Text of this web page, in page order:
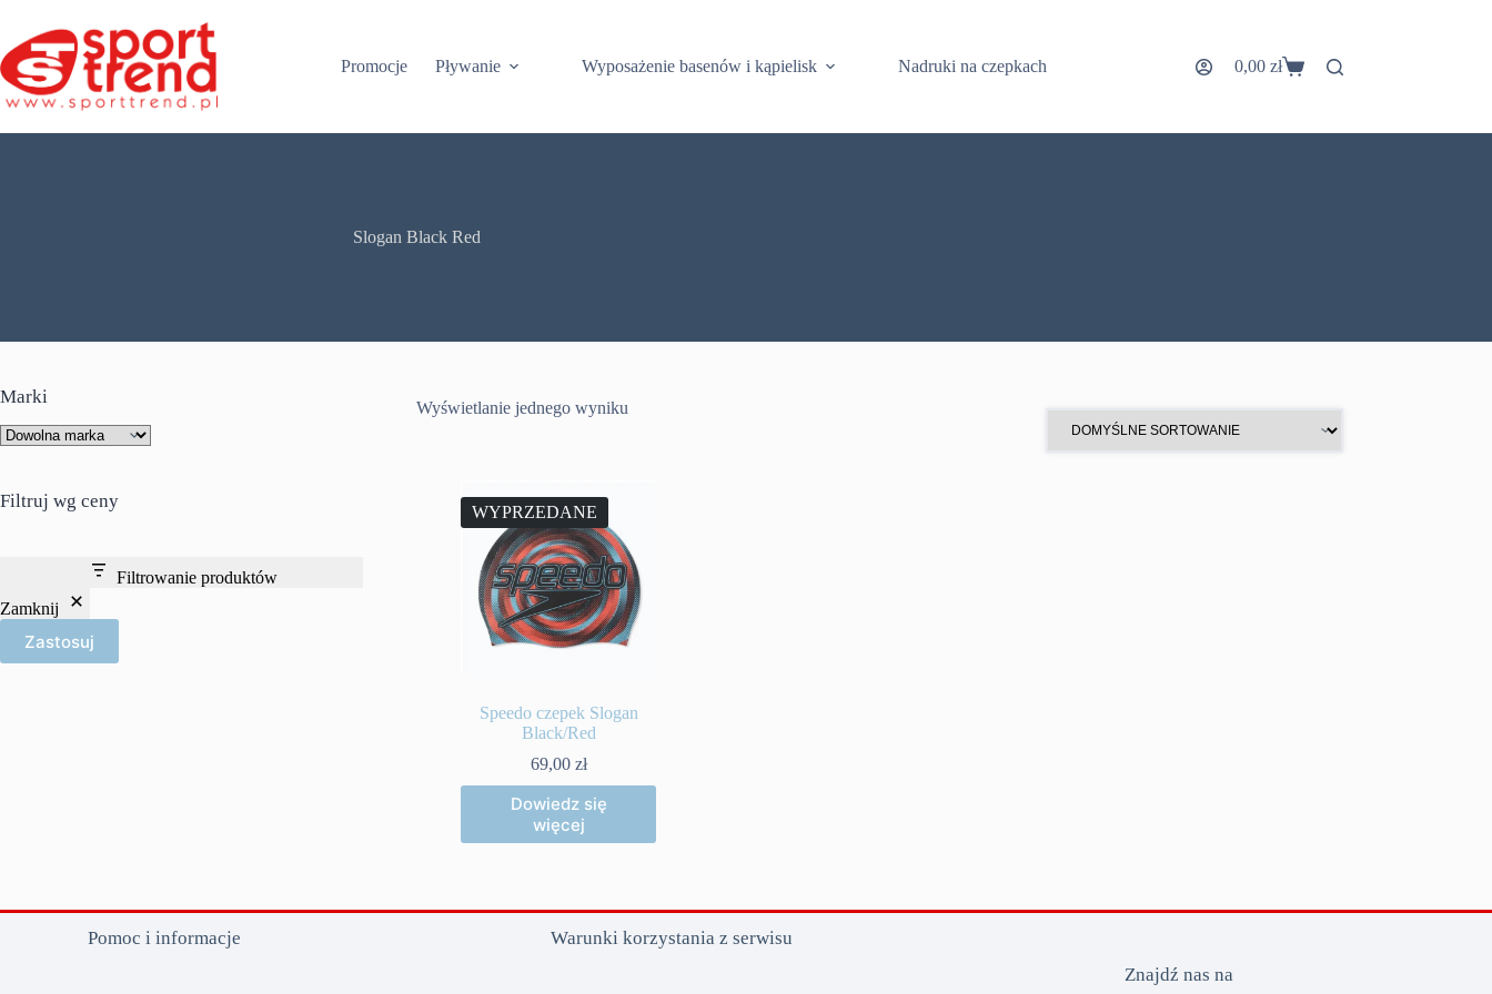
treści
Promocje
Pływanie Wyposażenie basenów i kąpielisk Nadruki na czepkach Koszyk
0,00 zł
Slogan Black Red
Wyświetlanie jednego wyniku
WYPRZEDANE
Speedo czepek Slogan
Black/Red
69,00 zł
Dowiedz się
więcej
Marki
Filtruj wg ceny
Filtrowanie produktów
Zamknij
Zastosuj
Pomoc i informacje
Warunki korzystania z serwisu
Znajdź nas na